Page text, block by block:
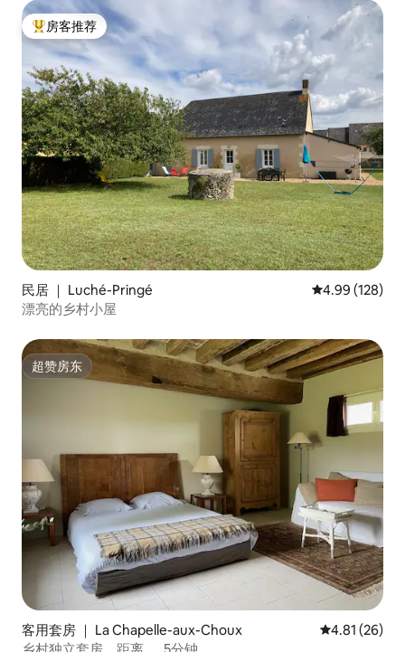
热门「房客推荐」
房客推荐
民居 ｜ Luché-Pringé 平均评分 4.99
4.99 (128)
漂亮的乡村小屋
超赞房东
超赞房东
客用套房 ｜ La Chapelle-aux-Choux 平均评分
4.81 (26)